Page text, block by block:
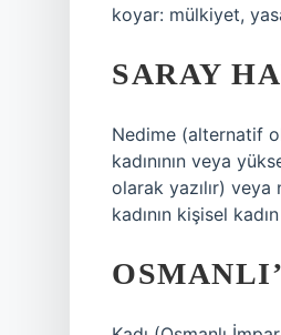
koyar: mülkiyet,
SARAY
Nedime (alternatif
kadınının veya
olarak yazılır)
kadının kişisel